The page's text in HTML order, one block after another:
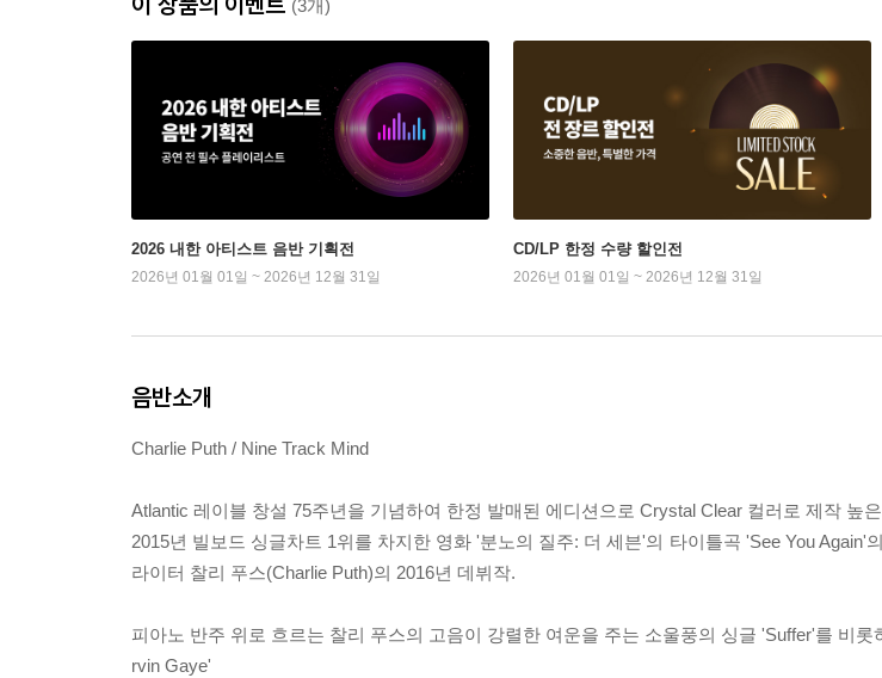
(3개)
2026 내한 아티스트 음반 기획전
2026년 01월 01일 ~ 2026년 12월 31일
CD/LP 한정 수량 할인전
2026년 01월 01일 ~ 2026년 12월 31일
음반소개
Charlie Puth / Nine Track Mind
Atlantic 레이블 창설 75주년을 기념하여 한정 발매된 에디션으로 Crystal Clear 컬러로 제작 높
2015년 빌보드 싱글차트 1위를 차지한 영화 '분노의 질주: 더 세븐'의 타이틀곡 'See You Again'
라이터 찰리 푸스(Charlie Puth)의 2016년 데뷔작.
피아노 반주 위로 흐르는 찰리 푸스의 고음이 강렬한 여운을 주는 소울풍의 싱글 'Suffer'를 비
rvin Gaye'